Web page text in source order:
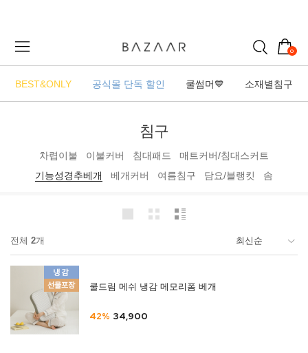
0
BEST&ONLY 공식몰 단독 할인 쿨썸머💙 소재별침구
침구
차렵이불 이불커버 침대패드
매트커버/침대스커트
기능성경추베개
베개커버 여름침구 담요/블랭킷 솜
전체 2개
쿨드림 메쉬 냉감 메모리폼 베개
42% 34,900